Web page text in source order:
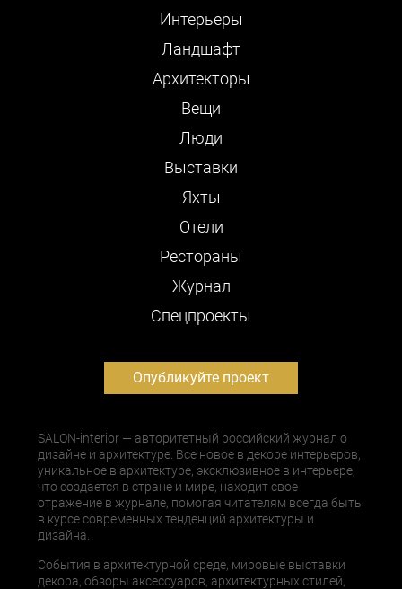
Интерьеры
Ландшафт
Архитекторы
Вещи
Люди
Выставки
Яхты
Отели
Рестораны
Журнал
Cпецпроекты
Опубликуйте проект
SALON-interior — авторитетный российский журнал о
дизайне и архитектуре. Все новое в декоре интерьеров,
уникальное в архитектуре, эксклюзивное в интерьере,
что создается в стране и мире, находит свое
отражение в журнале, помогая читателям всегда быть
в курсе современных тенденций архитектуры и
дизайна.
События в архитектурной среде, мировые выставки
декора, обзоры аксессуаров, архитектурных стилей,